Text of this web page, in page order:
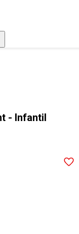
- Infantil